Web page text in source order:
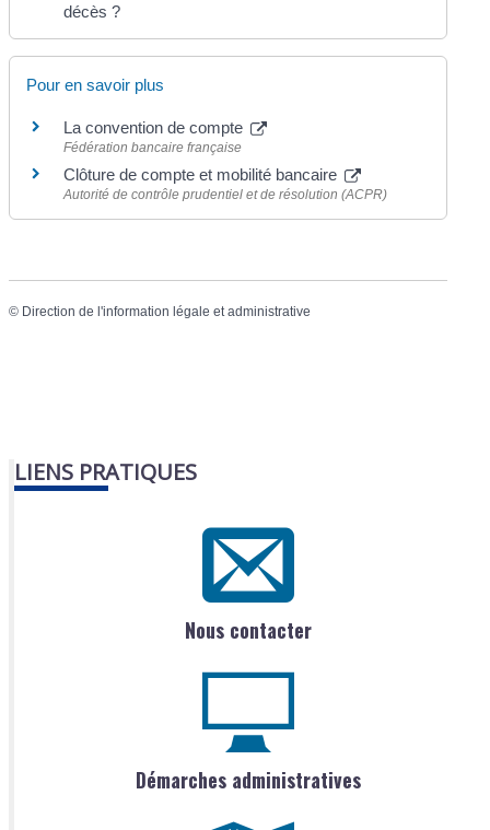
décès ?
Pour en savoir plus
La convention de compte
Fédération bancaire française
Clôture de compte et mobilité bancaire
Autorité de contrôle prudentiel et de résolution (ACPR)
© Direction de l'information légale et administrative
LIENS PRATIQUES
Nous contacter
Démarches administratives